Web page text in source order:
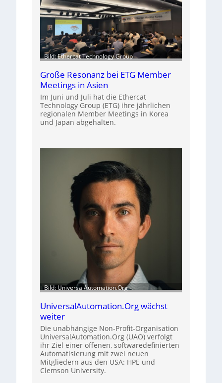
Bild: Ethercat Technology Group
Große Resonanz bei ETG Member
Meetings in Asien
Im Juni und Juli hat die Ethercat
Technology Group (ETG) ihre jährlichen
regionalen Member Meetings in Korea
und Japan abgehalten.
Bild: UniversalAutomation.Org
UniversalAutomation.Org wächst
weiter
Die unabhängige Non-Profit-Organisation
UniversalAutomation.Org (UAO) verfolgt
ihr Ziel einer offenen, softwaredefinierten
Automatisierung mit zwei neuen
Mitgliedern aus den USA: HPE und
Clemson University.